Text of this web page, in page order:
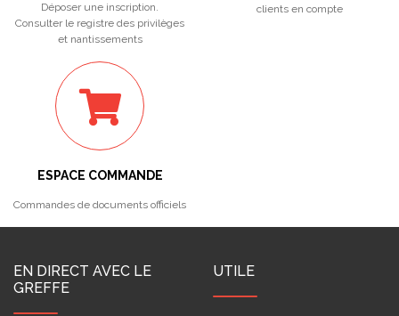
Déposer une inscription.
Consulter le registre des privilèges
et nantissements
clients en compte
ESPACE COMMANDE
Commandes de documents officiels
EN DIRECT AVEC LE
GREFFE
UTILE